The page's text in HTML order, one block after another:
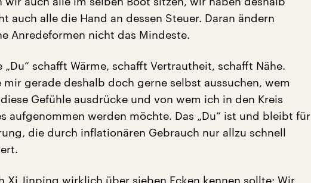
auch alle die Hand an dessen Steuer. Daran ändern
Anredeformen nicht das Mindeste.
„Du“ schafft Wärme, schafft Vertrautheit, schafft Nähe.
gerade deshalb doch gerne selbst aussuchen, wem
Gefühle ausdrücke und von wem ich in den Kreis
aufgenommen werden möchte. Das „Du“ ist und bleibt für
die durch inflationären Gebrauch nur allzu schnell
Xi Jinping wirklich über sieben Ecken kennen sollte: Wir